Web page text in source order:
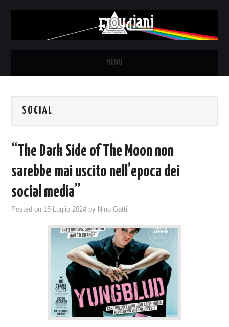
MENU
NEWS
SYD BARRETT – ALLE SOGLIE
DELL’ALBA
DISCOGRAFIA
SOCIAL
“The Dark Side of The Moon non
sarebbe mai uscito nell’epoca dei
social media”
Posted on 15 Luglio 2024 by Nino Gatti